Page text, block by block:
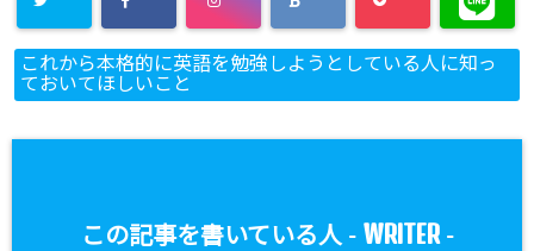
これから本格的に英語を勉強しようとしている人に知っ
ておいてほしいこと
この記事を書いている人 - WRITER-